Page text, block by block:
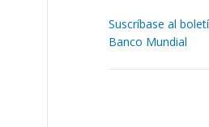
Suscríbase al
Banco Mundial